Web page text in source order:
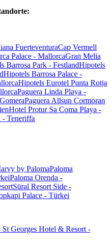
FuerteventuraCap Vermell
Palace - MallorcaGran Melia
Barrosa Park - FestlandHipotels
Hipotels Barrosa Palace -
Hipotels Eurotel Punta Rotja
Paguera Linda Playa -
Paguera Allsun Cormoran
Hotel Protur Sa Coma Playa -
Teneriffa
by PalomaPaloma
Paloma Orenda -
Süral Resort Side -
Palace - Türkei
St Georges Hotel & Resort -